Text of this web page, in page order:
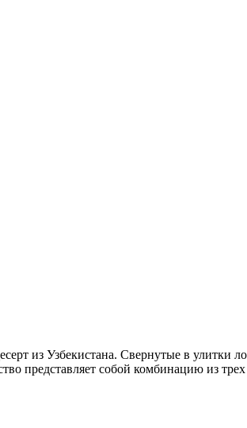
из Узбекистана. Свернутые в улитки
представляет собой комбинацию из